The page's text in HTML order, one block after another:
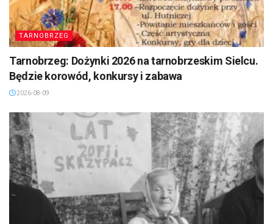
TARNOBRZEG
Tarnobrzeg: Dożynki 2026 na tarnobrzeskim Sielcu.
Będzie korowód, konkursy i zabawa
2026-08-09